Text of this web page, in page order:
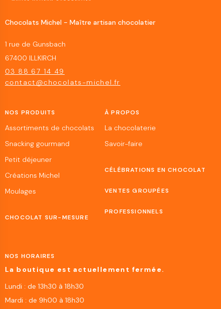
Chocolats Michel - Maître artisan chocolatier
1 rue de Gunsbach
67400 ILLKIRCH
03 88 67 14 49
contact@chocolats-michel.fr
NOS PRODUITS
Assortiments de chocolats
Snacking gourmand
Petit déjeuner
Créations Michel
Moulages
CHOCOLAT SUR-MESURE
À PROPOS
La chocolaterie
Savoir-faire
CÉLÉBRATIONS EN CHOCOLAT
VENTES GROUPÉES
PROFESSIONNELS
NOS HORAIRES
La boutique est actuellement fermée.
Lundi : de 13h30 à 18h30
Mardi : de 9h00 à 18h30